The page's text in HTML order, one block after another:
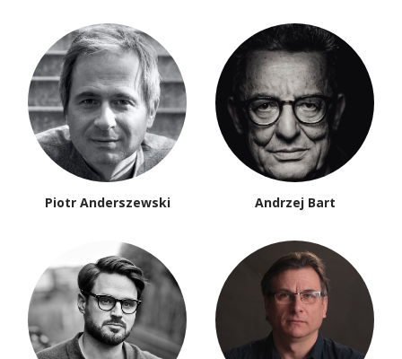
Piotr Anderszewski Andrzej Bart